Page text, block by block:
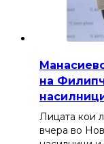
на
Лицата кои
вчера во